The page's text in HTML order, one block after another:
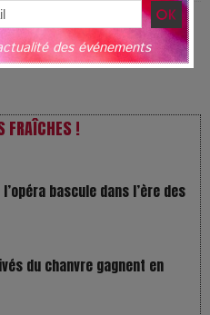
FRAÎCHES !
du chanvre gagnent en
peut-on fermer les
des événements